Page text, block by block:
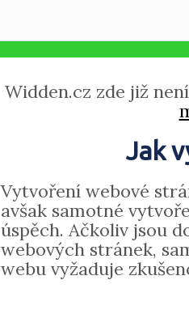
Widden.cz zde již
Jak
Vytvoření webové
avšak samotné
úspěch. Ačkoliv jsou
webových stránek,
webu vyžaduje